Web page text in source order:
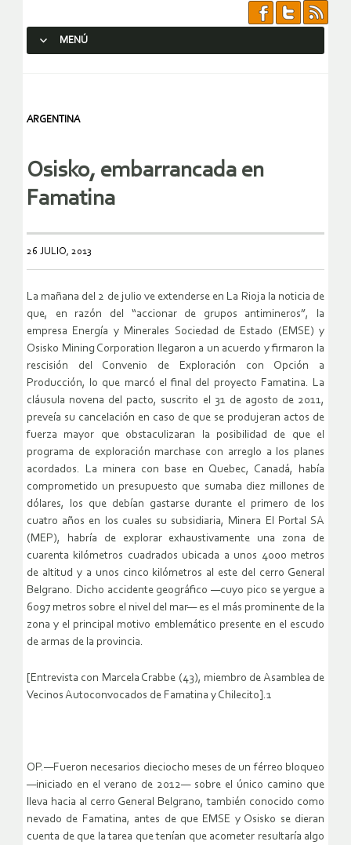
MENÚ
ARGENTINA
Osisko, embarrancada en
Famatina
26 JULIO, 2013
La mañana del 2 de julio ve extenderse en La Rioja la noticia de
que, en razón del “accionar de grupos antimineros”, la
empresa Energía y Minerales Sociedad de Estado (EMSE) y
Osisko Mining Corporation llegaron a un acuerdo y firmaron la
rescisión del Convenio de Exploración con Opción a
Producción, lo que marcó el final del proyecto Famatina. La
cláusula novena del pacto, suscrito el 31 de agosto de 2011,
preveía su cancelación en caso de que se produjeran actos de
fuerza mayor que obstaculizaran la posibilidad de que el
programa de exploración marchase con arreglo a los planes
acordados. La minera con base en Quebec, Canadá, había
comprometido un presupuesto que sumaba diez millones de
dólares, los que debían gastarse durante el primero de los
cuatro años en los cuales su subsidiaria, Minera El Portal SA
(MEP), habría de explorar exhaustivamente una zona de
cuarenta kilómetros cuadrados ubicada a unos 4000 metros
de altitud y a unos cinco kilómetros al este del cerro General
Belgrano. Dicho accidente geográfico —cuyo pico se yergue a
6097 metros sobre el nivel del mar— es el más prominente de la
zona y el principal motivo emblemático presente en el escudo
de armas de la provincia.
[Entrevista con Marcela Crabbe (43), miembro de Asamblea de
Vecinos Autoconvocados de Famatina y Chilecito].1
OP.—Fueron necesarios dieciocho meses de un férreo bloqueo
—iniciado en el verano de 2012— sobre el único camino que
lleva hacia al cerro General Belgrano, también conocido como
nevado de Famatina, antes de que EMSE y Osisko se dieran
cuenta de que la tarea que tenían que acometer resultaría algo